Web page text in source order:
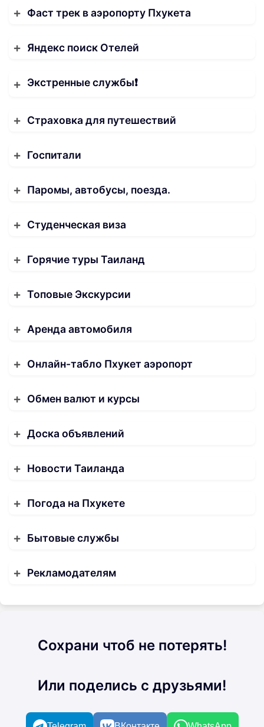
Фаст трек в аэропорту Пхукета
Яндекс поиск Отелей
Экстренные службы❗️
Страховка для путешествий
Госпитали
Паромы, автобусы, поезда.
Студенческая виза
Горячие туры Таиланд
Топовые Экскурсии
Аренда автомобиля
Онлайн-табло Пхукет аэропорт
Обмен валют и курсы
Доска объявлений
Новости Таиланда
Погода на Пхукете
Бытовые службы
Рекламодателям
Сохрани чтоб не потерять!
Или поделись с друзьями!